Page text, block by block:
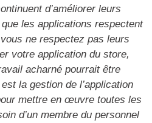
d’améliorer leurs
les applications respectent
ne respectez pas leurs
votre application du store,
acharné pourrait être
la gestion de l’application
mettre en œuvre toutes les
d’un membre du personnel